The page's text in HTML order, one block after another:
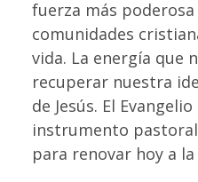
fuerza más
comunidades
vida. La energía que
recuperar nuestra
de Jesús. El
instrumento
para renovar hoy a la